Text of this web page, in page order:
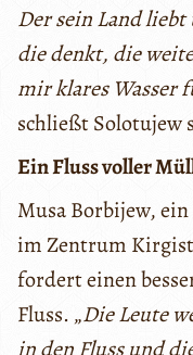
Der sein Land
die denkt, die
mir klares Wasser
schließt Solotujew
Ein Fluss voller
Musa Borbijew,
im Zentrum
fordert einen
Fluss. „Die Leute
in den Fluss und